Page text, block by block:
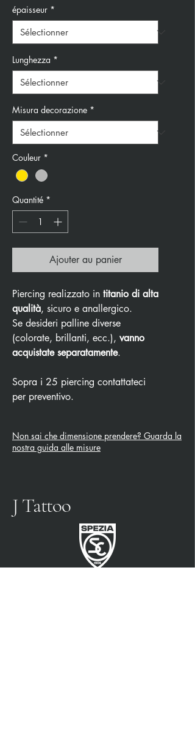
épaisseur *
Lunghezza *
Misura decorazione *
Couleur *
Quantité *
Ajouter au panier
Piercing realizzato in titanio di alta
qualità, sicuro e anallergico.
Se desideri palline diverse
(colorate, brillanti, ecc.), vanno
acquistate separatamente.
Sopra i 25 piercing contattateci
per preventivo.
Non sai che dimensione prendere? Guarda la
nostra guida alle misure
J Tattoo